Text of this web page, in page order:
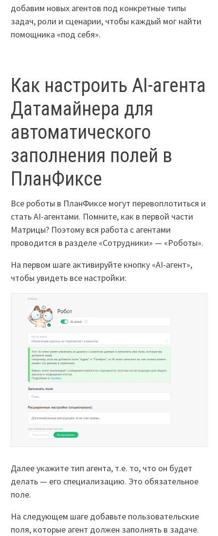
добавим новых агентов под конкретные типы
задач, роли и сценарии, чтобы каждый мог найти
помощника «под себя».
Как настроить AI-агента
Датамайнера для
автоматического
заполнения полей в
ПланФиксе
Все роботы в ПланФиксе могут перевоплотиться и
стать AI-агентами. Помните, как в первой части
Матрицы? Поэтому вся работа с агентами
проводится в разделе «Сотрудники» — «Роботы».
На первом шаге активируйте кнопку «AI-агент»,
чтобы увидеть все настройки:
Далее укажите тип агента, т.е. то, что он будет
делать — его специализацию. Это обязательное
поле.
На следующем шаге добавьте пользовательские
поля, которые агент должен заполнять в задаче.